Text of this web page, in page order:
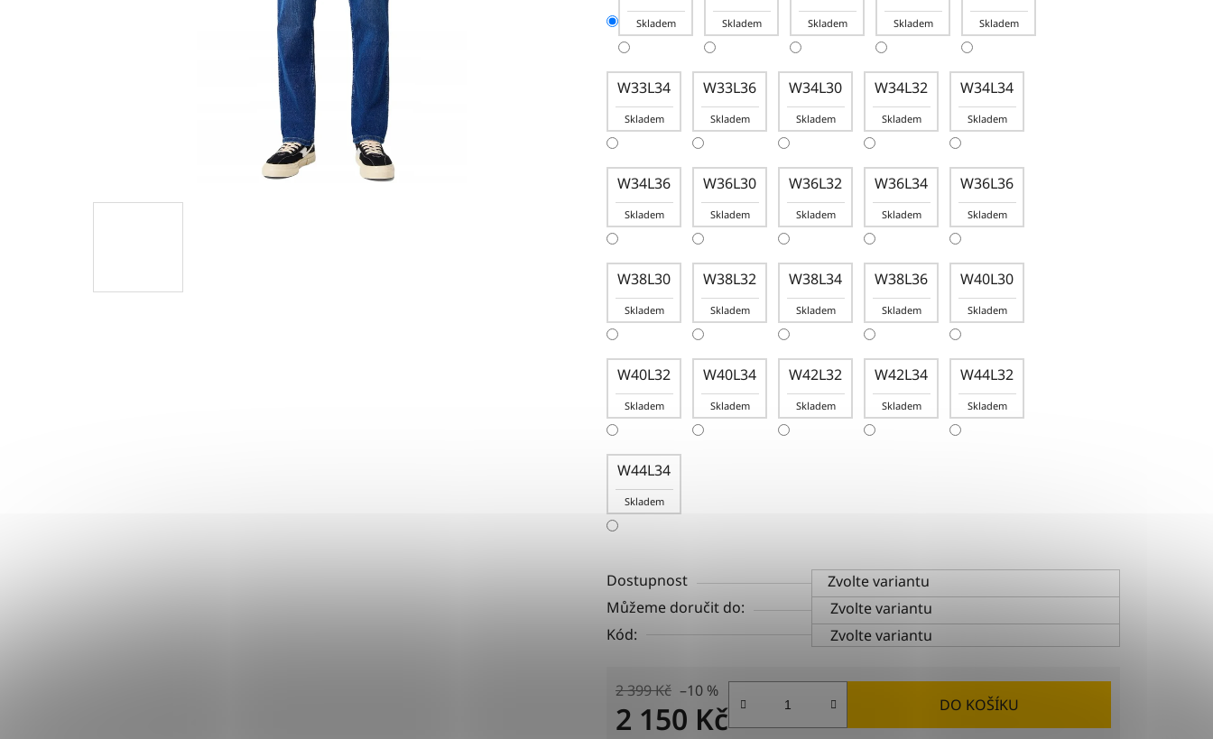
Skladem Skladem Skladem Skladem Skladem
W33L34
Skladem
W33L36
Skladem
W34L30
Skladem
W34L32
Skladem
W34L34
Skladem
W34L36
Skladem
W36L30
Skladem
W36L32
Skladem
W36L34
Skladem
W36L36
Skladem
W38L30
Skladem
W38L32
Skladem
W38L34
Skladem
W38L36
Skladem
W40L30
Skladem
W40L32
Skladem
W40L34
Skladem
W42L32
Skladem
W42L34
Skladem
W44L32
Skladem
W44L34
Skladem
Dostupnost
Zvolte variantu
Můžeme doručit do:
Zvolte variantu
Kód:
Zvolte variantu
2 399 Kč –10 %
2 150 Kč DO KOŠÍKU